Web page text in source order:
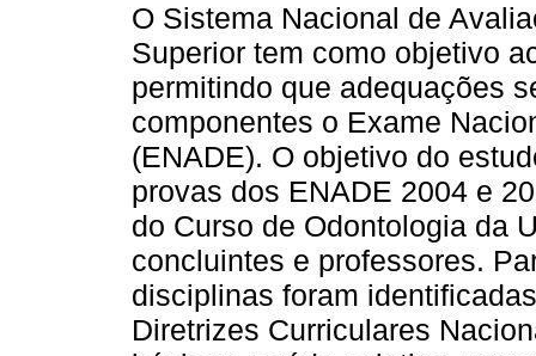
O Sistema Nacional de
Superior tem como objetivo
permitindo que adequações
componentes o Exame
(ENADE). O objetivo do
provas dos ENADE 2004 e
do Curso de Odontologia da
concluintes e professores.
disciplinas foram
Diretrizes Curriculares